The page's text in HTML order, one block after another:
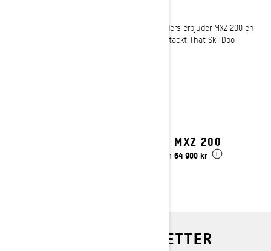
För framtidens trail tamers och powder shredders erbjuder MXZ 200 en
ny möjlighet att åka för dem som just har upptäckt That Ski-Doo
2027 MXZ 200
Pris från 64 900 kr i
UTFORSK MODELLER ETTER